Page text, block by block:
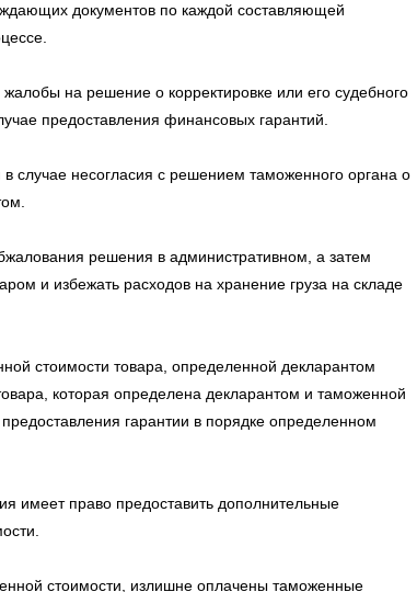
документов по каждой составляющей
на решение о корректировке или его судебного
предоставления финансовых гарантий.
случае несогласия с решением таможенного органа о
решения в административном, а затем
и избежать расходов на хранение груза на складе
стоимости товара, определенной декларантом
которая определена декларантом и таможенной
гарантии в порядке определенном
имеет право предоставить дополнительные
стоимости, излишне оплачены таможенные